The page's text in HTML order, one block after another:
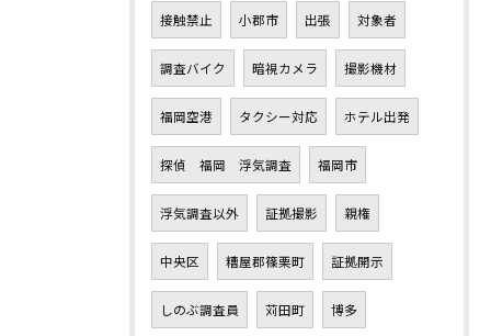
接触禁止 小郡市 出張 対象者
調査バイク 暗視カメラ 撮影機材
福岡空港 タクシー対応 ホテル出発
探偵 福岡 浮気調査 福岡市
浮気調査以外 証拠撮影 親権
中央区 糟屋郡篠栗町 証拠開示
しのぶ調査員 苅田町 博多